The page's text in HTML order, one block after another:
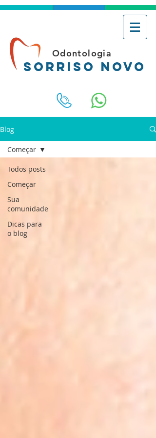
Sorriso Novo
O d o n t o l o g i a
Blog
Todos posts
Começar
Sua
comunidade
Dicas para
o blog
Começar